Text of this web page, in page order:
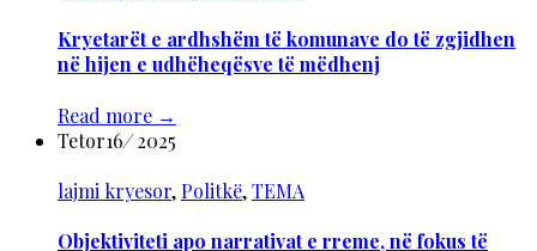
Kryetarët e ardhshëm të komunave do të zgjidhen
në hijen e udhëheqësve të mëdhenj
Read more →
Tetor16/2025
lajmi kryesor, Politkë,TEMA
Objektiviteti apo narrativat e rreme, në fokus të